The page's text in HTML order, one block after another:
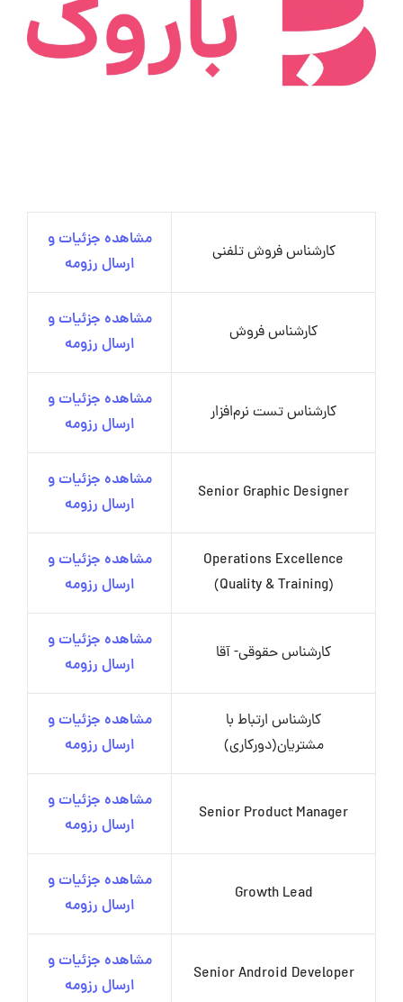
کارشناس فروش تلفنی
مشاهده جزئیات و
ارسال رزومه
کارشناس فروش
مشاهده جزئیات و
ارسال رزومه
کارشناس تست نرم‌افزار
مشاهده جزئیات و
ارسال رزومه
Senior Graphic Designer
مشاهده جزئیات و
ارسال رزومه
Operations Excellence
(Quality & Training)
مشاهده جزئیات و
ارسال رزومه
کارشناس حقوقی- آقا
مشاهده جزئیات و
ارسال رزومه
کارشناس ارتباط با
مشتریان(دورکاری)
مشاهده جزئیات و
ارسال رزومه
Senior Product Manager
مشاهده جزئیات و
ارسال رزومه
Growth Lead
مشاهده جزئیات و
ارسال رزومه
Senior Android Developer
مشاهده جزئیات و
ارسال رزومه